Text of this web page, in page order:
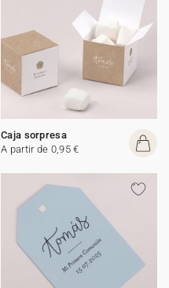
Caja sorpresa
A partir de 0,95 €